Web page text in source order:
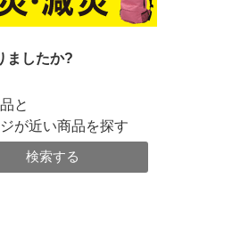
ましたか?
と
が近い商品を探す
検索する